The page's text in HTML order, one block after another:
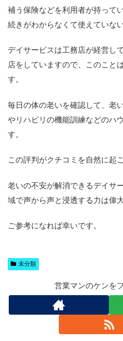
補う保険などを利用者が持って
続きがわからなくて使えていな
デイサービスは工務店が経営し
店をしていますので、このこと
す。
毎日の体の老いを確認して、老
やリハビリの機能訓練などのハ
す。
この評判がクチコミを自然に起
老いの不安が解消できるデイサ
域で声から声と浸透する力は偉
ご参考になれば幸いです。
未分類
営業マンのケンを